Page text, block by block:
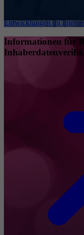
Entwicklungen im
Informationen für